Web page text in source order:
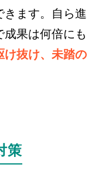
きます。自ら進
果は何倍にも
け抜け、未踏の
策